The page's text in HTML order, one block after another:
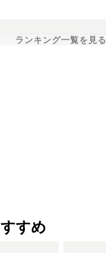
ランキング一覧を見る
すめ